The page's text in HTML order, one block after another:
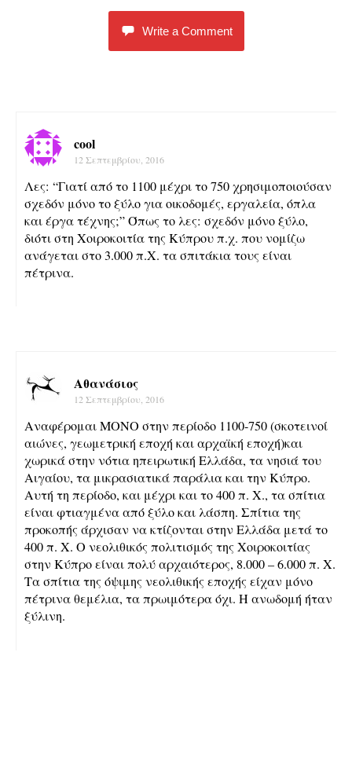
Write a Comment
cool
12 Σεπτεμβρίου, 2016
Λες: “Γιατί από το 1100 μέχρι το 750 χρησιμοποιούσαν
σχεδόν μόνο το ξύλο για οικοδομές, εργαλεία, όπλα
και έργα τέχνης;” Όπως το λες: σχεδόν μόνο ξύλο,
διότι στη Χοιροκοιτία της Κύπρου π.χ. που νομίζω
ανάγεται στο 3.000 π.Χ. τα σπιτάκια τους είναι
πέτρινα.
Αθανάσιος
12 Σεπτεμβρίου, 2016
Αναφέρομαι ΜΟΝΟ στην περίοδο 1100-750 (σκοτεινοί
αιώνες, γεωμετρική εποχή και αρχαϊκή εποχή)και
χωρικά στην νότια ηπειρωτική Ελλάδα, τα νησιά του
Αιγαίου, τα μικρασιατικά παράλια και την Κύπρο.
Αυτή τη περίοδο, και μέχρι και το 400 π. Χ., τα σπίτια
είναι φτιαγμένα από ξύλο και λάσπη. Σπίτια της
προκοπής άρχισαν να κτίζονται στην Ελλάδα μετά το
400 π. Χ. Ο νεολιθικός πολιτισμός της Χοιροκοιτίας
στην Κύπρο είναι πολύ αρχαιότερος, 8.000 – 6.000 π. Χ.
Τα σπίτια της όψιμης νεολιθικής εποχής είχαν μόνο
πέτρινα θεμέλια, τα πρωιμότερα όχι. Η ανωδομή ήταν
ξύλινη.